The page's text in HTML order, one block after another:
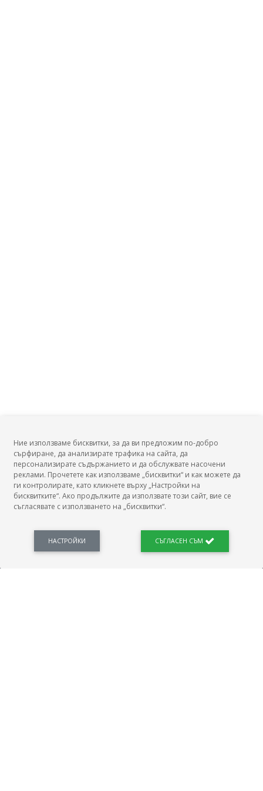
БГ Заплати
Новини, законови нормативи, кариерно ориентиране. Списък на всички
професии и трудови характеристики. Минимален облагаем доход. Калкулатор
Ние използваме бисквитки, за да ви предложим по-добро
сърфиране, да анализирате трафика на сайта, да
персонализирате съдържанието и да обслужвате насочени
реклами. Прочетете как използваме „бисквитки“ и как можете да
ги контролирате, като кликнете върху „Настройки на
бисквитките“. Ако продължите да използвате този сайт, вие се
съгласявате с използването на „бисквитки“.
НАСТРОЙКИ СЪГЛАСЕН СЪМ